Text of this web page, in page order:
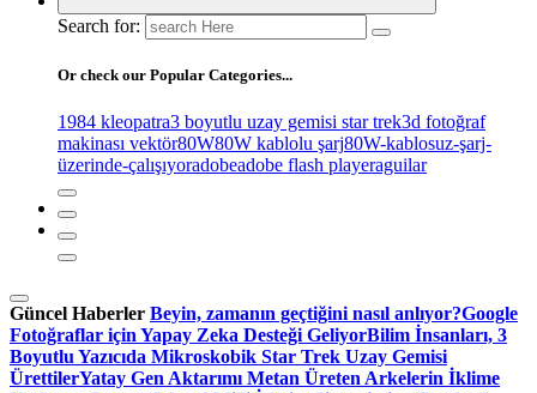
Search for:
Or check our Popular Categories...
1984 kleopatra3 boyutlu uzay gemisi star trek3d fotoğraf
makinası vektör80W80W kablolu şarj80W-kablosuz-şarj-
üzerinde-çalışıyoradobeadobe flash playeraguilar
Güncel Haberler Beyin, zamanın geçtiğini nasıl anlıyor?Google
Fotoğraflar için Yapay Zeka Desteği GeliyorBilim İnsanları, 3
Boyutlu Yazıcıda Mikroskobik Star Trek Uzay Gemisi
ÜrettilerYatay Gen Aktarımı Metan Üreten Arkelerin İklime